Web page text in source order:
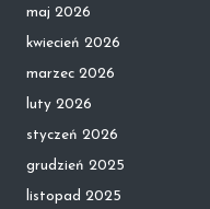
maj 2026
kwiecień 2026
marzec 2026
luty 2026
styczeń 2026
grudzień 2025
listopad 2025